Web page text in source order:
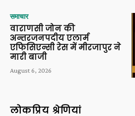
समाचार
वाराणसी जोन की
अन्तरजनपदीय एलार्म
एफिसिएन्सी रेस में मीरजापुर ने
मारी बाजी
August 6, 2026
लोकप्रिय श्रेणियां